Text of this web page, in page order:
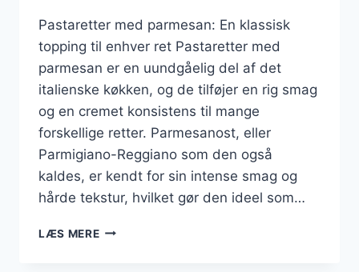
Pastaretter med parmesan: En klassisk
topping til enhver ret Pastaretter med
parmesan er en uundgåelig del af det
italienske køkken, og de tilføjer en rig smag
og en cremet konsistens til mange
forskellige retter. Parmesanost, eller
Parmigiano-Reggiano som den også
kaldes, er kendt for sin intense smag og
hårde tekstur, hvilket gør den ideel som…
LÆS MEREPASTARETTER